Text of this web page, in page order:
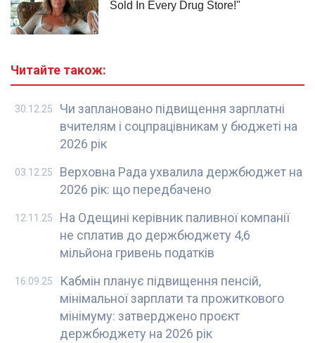
Читайте також:
Чи заплановано підвищення зарплатні
вчителям і соцпрацівникам у бюджеті на
2026 рік
30.12.25
Верховна Рада ухвалила держбюджет на
2026 рік: що передбачено
03.12.25
На Одещині керівник паливної компанії
не сплатив до держбюджету 4,6
мільйона гривень податків
12.11.25
Кабмін планує підвищення пенсій,
мінімальної зарплати та прожиткового
мінімуму: затверджено проєкт
держбюджету на 2026 рік
16.09.25